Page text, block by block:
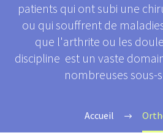
patients qui ont subi une
ou qui souffrent de
que l'arthrite ou les
discipline est un vaste
nombreuses sous-
Accueil